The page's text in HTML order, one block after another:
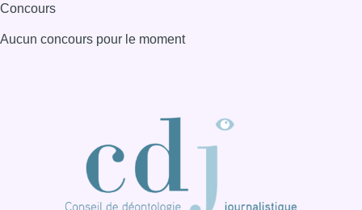
Concours
Aucun concours pour le moment